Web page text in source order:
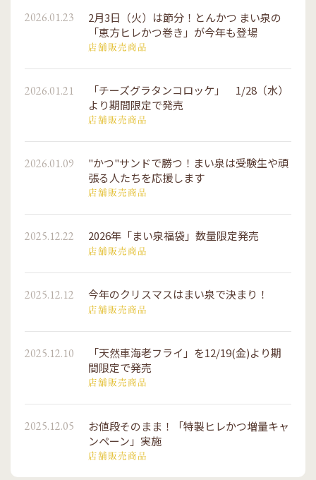
2026.01.23
2月3日（火）は節分！とんかつ まい泉の
「恵方ヒレかつ巻き」が今年も登場
店舗販売商品
2026.01.21
「チーズグラタンコロッケ」 1/28（水）
より期間限定で発売
店舗販売商品
2026.01.09
"かつ"サンドで勝つ！まい泉は受験生や頑
張る人たちを応援します
店舗販売商品
2025.12.22 2026年「まい泉福袋」数量限定発売
店舗販売商品
2025.12.12 今年のクリスマスはまい泉で決まり！
店舗販売商品
2025.12.10
「天然車海老フライ」を12/19(金)より期
間限定で発売
店舗販売商品
2025.12.05
お値段そのまま！「特製ヒレかつ増量キャ
ンペーン」実施
店舗販売商品